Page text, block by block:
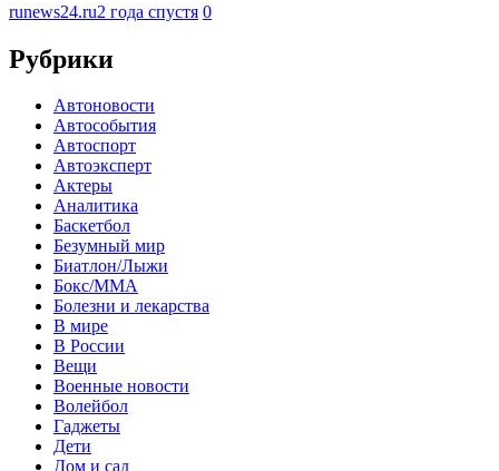
runews24.ru2 года спустя 0
Рубрики
Автоновости
Автособытия
Автоспорт
Автоэксперт
Актеры
Аналитика
Баскетбол
Безумный мир
Биатлон/Лыжи
Бокс/MMA
Болезни и лекарства
В мире
В России
Вещи
Военные новости
Волейбол
Гаджеты
Дети
Дом и сад